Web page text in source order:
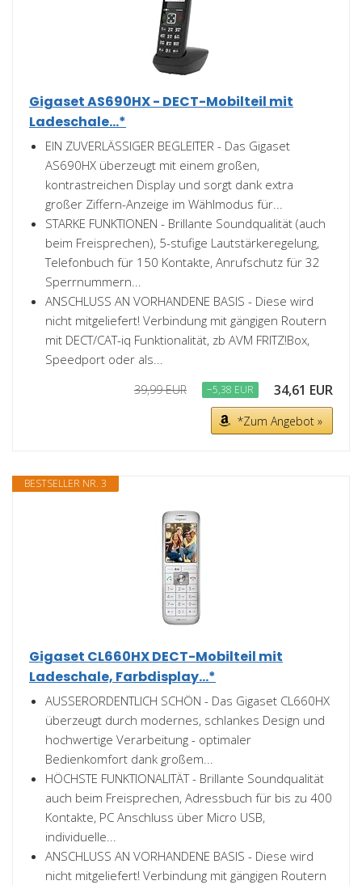
Gigaset AS690HX - DECT-Mobilteil mit
Ladeschale...*
EIN ZUVERLÄSSIGER BEGLEITER - Das Gigaset
AS690HX überzeugt mit einem großen,
kontrastreichen Display und sorgt dank extra
großer Ziffern-Anzeige im Wählmodus für...
STARKE FUNKTIONEN - Brillante Soundqualität (auch
beim Freisprechen), 5-stufige Lautstärkeregelung,
Telefonbuch für 150 Kontakte, Anrufschutz für 32
Sperrnummern...
ANSCHLUSS AN VORHANDENE BASIS - Diese wird
nicht mitgeliefert! Verbindung mit gängigen Routern
mit DECT/CAT-iq Funktionalität, zb AVM FRITZ!Box,
Speedport oder als...
39,99 EUR −5,38 EUR 34,61 EUR
*Zum Angebot »
BESTSELLER NR. 3
Gigaset CL660HX DECT-Mobilteil mit
Ladeschale, Farbdisplay...*
AUSSERORDENTLICH SCHÖN - Das Gigaset CL660HX
überzeugt durch modernes, schlankes Design und
hochwertige Verarbeitung - optimaler
Bedienkomfort dank großem...
HÖCHSTE FUNKTIONALITÄT - Brillante Soundqualität
auch beim Freisprechen, Adressbuch für bis zu 400
Kontakte, PC Anschluss über Micro USB,
individuelle...
ANSCHLUSS AN VORHANDENE BASIS - Diese wird
nicht mitgeliefert! Verbindung mit gängigen Routern